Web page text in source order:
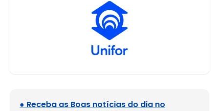
● Receba as Boas notícias do dia no